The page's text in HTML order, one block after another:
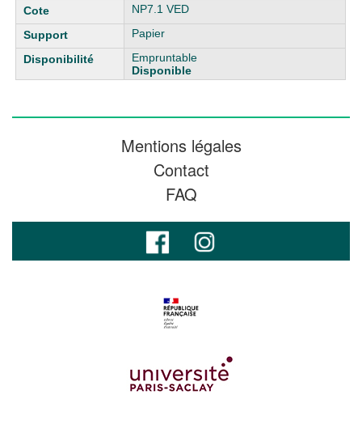
NP7.1 VED
Papier
Empruntable
Disponible
Mentions légales
Contact
FAQ